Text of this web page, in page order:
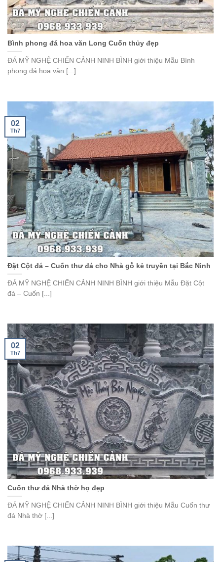
Bình phong đá hoa văn Long Cuốn thủy đẹp
ĐÁ MỸ NGHỆ CHIẾN CẢNH NINH BÌNH giới thiệu Mẫu Bình
phong đá hoa văn [...]
Đặt Cột đá – Cuốn thư đá cho Nhà gỗ kẻ truyền tại Bắc Ninh
ĐÁ MỸ NGHỆ CHIẾN CẢNH NINH BÌNH giới thiệu Mẫu Đặt Cột
đá – Cuốn [...]
02
Th7
Cuốn thư đá Nhà thờ họ đẹp
ĐÁ MỸ NGHỆ CHIẾN CẢNH NINH BÌNH giới thiệu Mẫu Cuốn thư
đá Nhà thờ [...]
02
Th7